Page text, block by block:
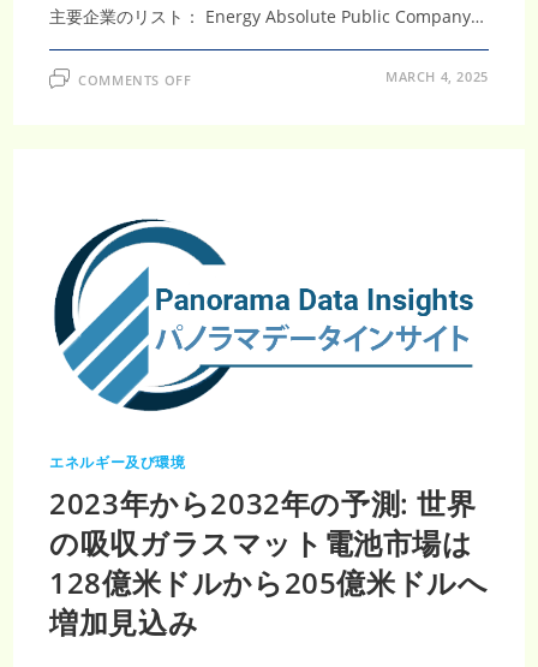
主要企業のリスト： Energy Absolute Public Company…
COMMENTS OFFON
場
へ
の
略
的
洞
察:
2032
年
ま
で
米
ド
ル
へ
の
成
長
見
込
MARCH 4, 2025
エネルギー及び環境
2023年から2032年の予測: 世界
の吸収ガラスマット電池市場は
128億米ドルから205億米ドルへ
増加見込み